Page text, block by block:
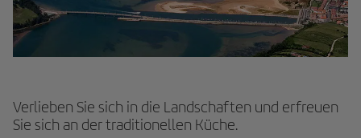
Verlieben Sie sich in die Landschaften und erfreuen
Sie sich an der traditionellen Küche.